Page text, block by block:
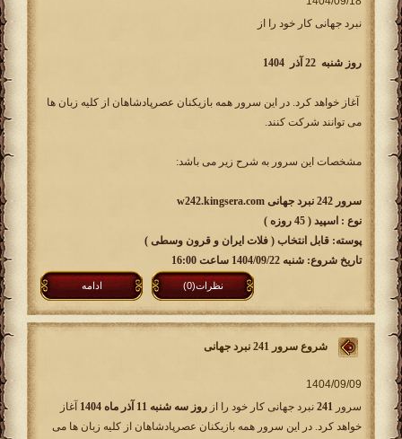
نبرد جهانی کار خود را از
روز شنبه 22 آذر 1404
آغاز خواهد کرد. در این سرور همه بازیکنان عصرپادشاهان از کلیه زبان ها
می توانند شرکت کنند.
مشخصات این سرور به شرح زیر می باشد:
سرور 242 نبرد جهانی w242.kingsera.com
نوع : اسپید ( 45 روزه )
پوسته: قابل انتخاب ( فلات ایران و قرون وسطی )
تاریخ شروع: شنبه 1404/09/22 ساعت 16:00
ادامه نظرات(0)
شروع سرور 241 نبرد جهانی
سرور 241 نبرد جهانی کار خود را از روز سه شنبه 11 آذر ماه 1404
آغاز
خواهد کرد. در این سرور همه بازیکنان عصرپادشاهان از کلیه زبان ها می